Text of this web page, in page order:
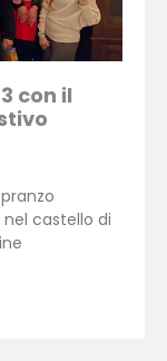
con il
castello di